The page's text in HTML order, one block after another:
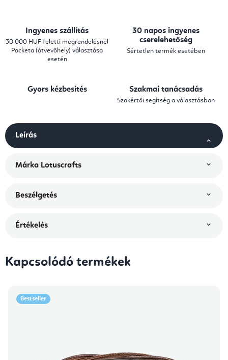
Ingyenes szállítás
30 000 HUF feletti megrendelésnél
Packeta (átvevőhely) választása
esetén
30 napos ingyenes
cserelehetőség
Sértetlen termék esetében
Gyors kézbesítés Szakmai tanácsadás
Szakértői segítség a választásban
Leírás
Márka Lotuscrafts
Beszélgetés
Értékelés
Kapcsolódó termékek
Bestseller